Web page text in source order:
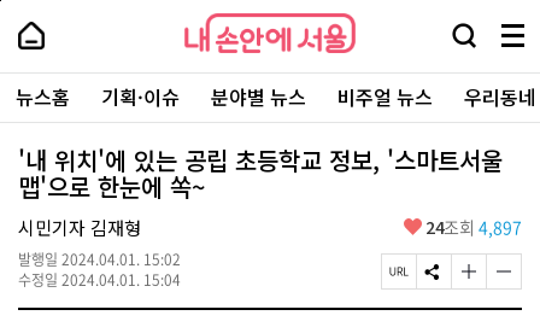
본
로
가
내
손
안
에
서
울
-
서
울
시
대
표
소
통
포
내
손
에
울
검
창
열
기
메
뉴
전
체
보
주
요
서
뉴스홈 기획·이슈 분야별 뉴스 비주얼 뉴스 우리동
'내 위치'에 있는 공립 초등학교 정보, '스마트서울
맵'으로 한눈에 쏙~
시민기자 김재형
발행일 2024.04.01. 15:02
수정일 2024.04.01. 15:04
좋
요
24조회 4,897
페
이
S
N
글
자
글
자
페
상
단
로